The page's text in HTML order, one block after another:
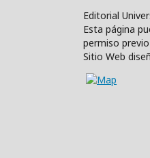
Editorial
Esta página
permiso
Sitio Web